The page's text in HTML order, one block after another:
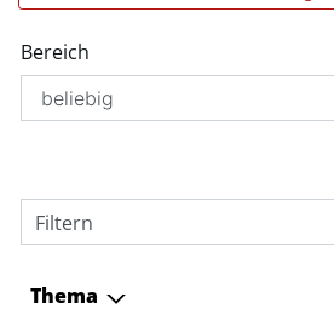
Bereich
Filtern
Thema